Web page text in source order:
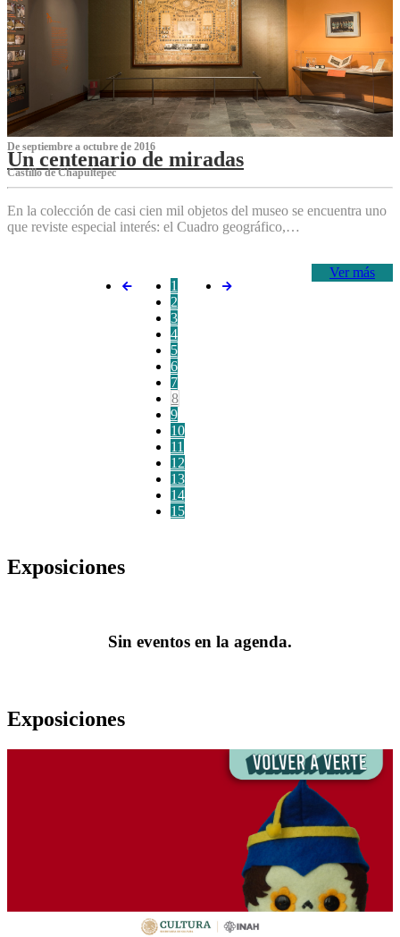
De septiembre a octubre de 2016
Un centenario de miradas
Castillo de Chapultepec
En la colección de casi cien mil objetos del museo se encuentra uno
que reviste especial interés: el Cuadro geográfico,…
Ver más
1
2
3
4
5
6
7
8
9
10
11
12
13
14
15
Exposiciones
Sin eventos en la agenda.
Exposiciones